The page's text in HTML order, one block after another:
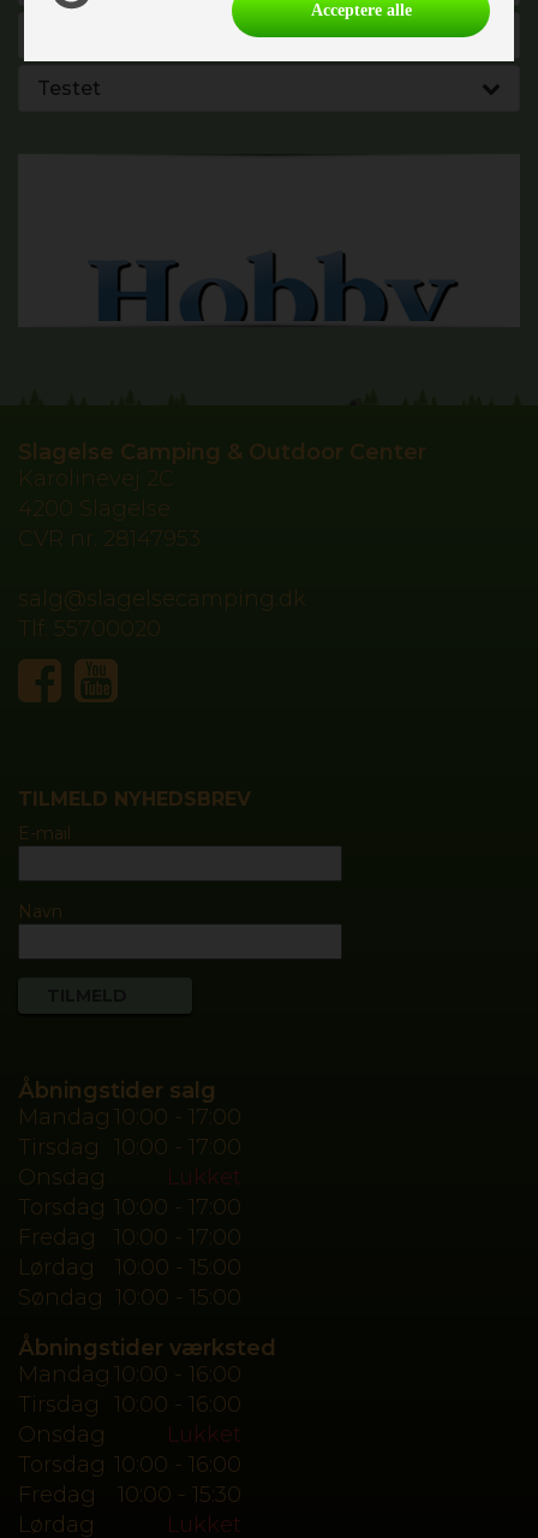
Vand - Varme & Energi
Testet
Slagelse Camping & Outdoor Center
Karolinevej 2C
4200 Slagelse
CVR nr. 28147953
salg@slagelsecamping.dk
Tlf. 55700020
TILMELD NYHEDSBREV
E-mail
Navn
Åbningstider salg
Mandag 10:00 - 17:00
Tirsdag
10:00 - 17:00
Onsdag
Lukket
Torsdag 10:00 - 17:00
Fredag
10:00 - 17:00
Lørdag
10:00 - 15:00
Søndag 10:00 - 15:00
Åbningstider værksted
Mandag 10:00 - 16:00
Tirsdag
10:00 - 16:00
Onsdag
Lukket
Torsdag 10:00 - 16:00
Fredag
10:00 - 15:30
Lørdag
Lukket
Acceptere alle